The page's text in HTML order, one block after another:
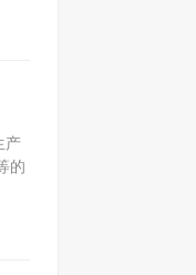
产
的